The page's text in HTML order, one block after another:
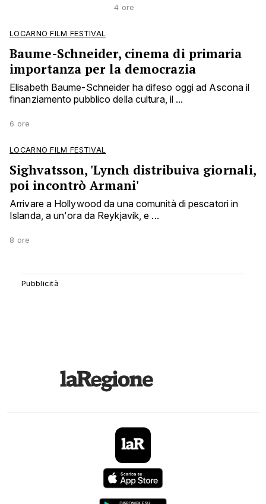
4 ore
LOCARNO FILM FESTIVAL
Baume-Schneider, cinema di primaria
importanza per la democrazia
Elisabeth Baume-Schneider ha difeso oggi ad Ascona il
finanziamento pubblico della cultura, il ...
6 ore
LOCARNO FILM FESTIVAL
Sighvatsson, 'Lynch distribuiva giornali,
poi incontrò Armani'
Arrivare a Hollywood da una comunità di pescatori in
Islanda, a un'ora da Reykjavik, e ...
8 ore